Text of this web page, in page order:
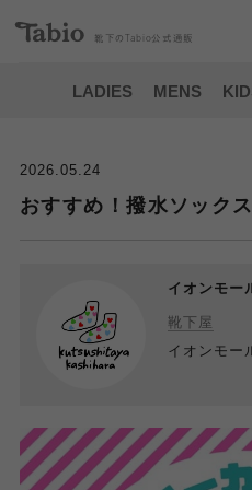
靴下の Tabio 公式通販
LADIES MENS
2026.05.24
おすすめ！撥水ソック
イオンモー
靴下屋
イオンモー